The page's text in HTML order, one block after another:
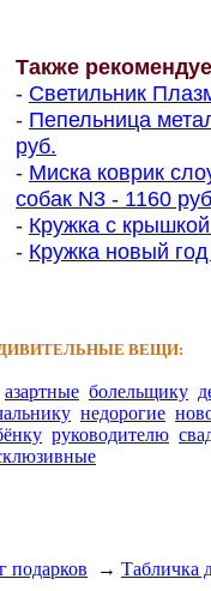
Также
- Светильник
- Пепельница
руб.
- Миска коврик
собак N3 - 1160
- Кружка с
- Кружка новый
ВЕЩИ:
азартные болельщику
недорогие
руководителю
подарков → Табличка